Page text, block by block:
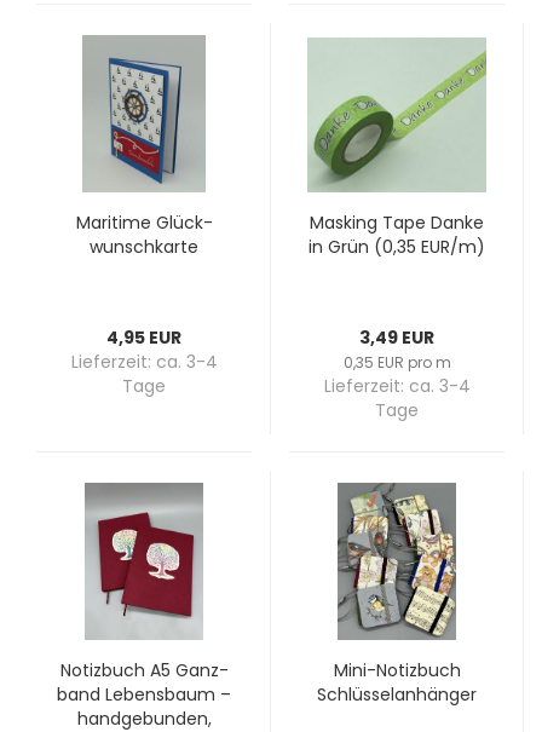
Ma­ri­ti­me Glück­
wunsch­kar­te
4,95 EUR
Lieferzeit: ca. 3-4
Tage
Mas­king Tape Danke
in Grün (0,35 EUR/m)
3,49 EUR
0,35 EUR pro m
Lieferzeit: ca. 3-4
Tage
No­tiz­buch A5 Ganz­
band Le­bens­baum –
hand­ge­bun­den,
Mini-​No­tiz­buch
Schlüs­sel­an­hän­ger